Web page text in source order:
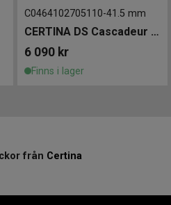
C0464102705110-41.5 mm
CERTINA DS Cascadeur 41mm
6 090 kr
Finns i lager
från Certina